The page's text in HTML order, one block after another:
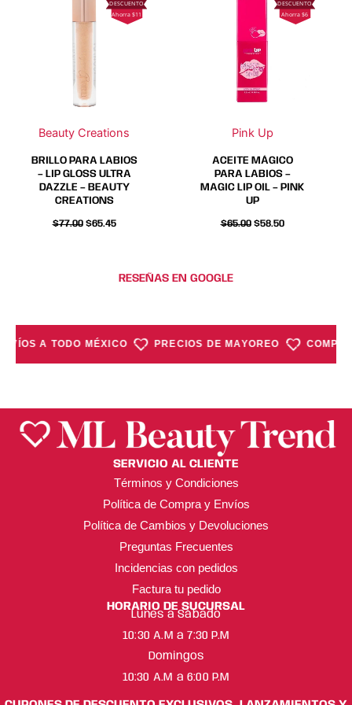
Ahorra $11
Beauty Creations
tiene
variantes.
Las
opciones
pueden
elegir
en
la
de
BRILLO PARA LABIOS
– LIP GLOSS ULTRA
DAZZLE – BEAUTY
CREATIONS
$77.00 $65.45
tiene
pueden
elegir
en
la
de
Ahorra $6
Pink Up
tiene
múltiples
variantes.
Las
opciones
pueden
elegir
en
la
de
ACEITE MÁGICO
PARA LABIOS –
MAGIC LIP OIL – PINK
UP
$65.00 $58.50
tiene
elegir
en
la
de
RESEÑAS EN GOOGLE
A TODO MÉXICO PRECIOS DE MAYOREO
SERVICIO AL CLIENTE
Términos y Condiciones
Política de Compra y Envíos
Política de Cambios y Devoluciones
Preguntas Frecuentes
Incidencias con pedidos
Factura tu pedido
HORARIO DE SUCURSAL
Lunes a Sábado
10:30 A.M a 7:30 P.M
Domingos
10:30 A.M a 6:00 P.M